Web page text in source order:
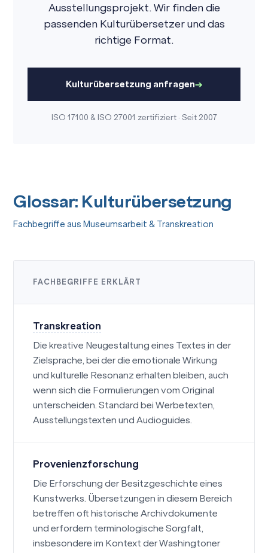
Ausstellungsprojekt. Wir finden die
passenden Kulturübersetzer und das
richtige Format.
Kulturübersetzung anfragen
ISO 17100 & ISO 27001 zertifiziert · Seit 2007
Glossar: Kulturübersetzung
Fachbegriffe aus Museumsarbeit & Transkreation
FACHBEGRIFFE ERKLÄRT
Transkreation
Die kreative Neugestaltung eines Textes in der
Zielsprache, bei der die emotionale Wirkung
und kulturelle Resonanz erhalten bleiben, auch
wenn sich die Formulierungen vom Original
unterscheiden. Standard bei Werbetexten,
Ausstellungstexten und Audioguides.
Provenienzforschung
Die Erforschung der Besitzgeschichte eines
Kunstwerks. Übersetzungen in diesem Bereich
betreffen oft historische Archivdokumente
und erfordern terminologische Sorgfalt,
insbesondere im Kontext der Washingtoner